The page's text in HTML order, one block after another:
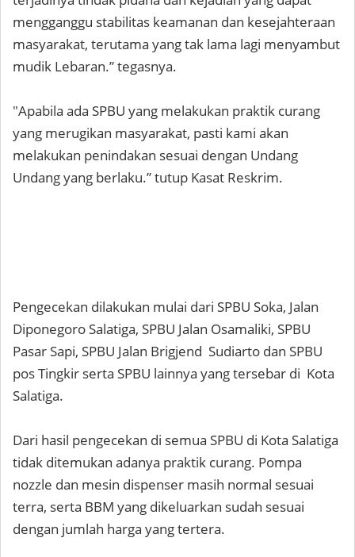
mengganggu stabilitas keamanan dan kesejahteraan
masyarakat, terutama yang tak lama lagi menyambut
mudik Lebaran.” tegasnya.
"Apabila ada SPBU yang melakukan praktik curang
yang merugikan masyarakat, pasti kami akan
melakukan penindakan sesuai dengan Undang
Undang yang berlaku.” tutup Kasat Reskrim.
Pengecekan dilakukan mulai dari SPBU Soka, Jalan
Diponegoro Salatiga, SPBU Jalan Osamaliki, SPBU
Pasar Sapi, SPBU Jalan Brigjend Sudiarto dan SPBU
pos Tingkir serta SPBU lainnya yang tersebar di Kota
Salatiga.
Dari hasil pengecekan di semua SPBU di Kota Salatiga
tidak ditemukan adanya praktik curang. Pompa
nozzle dan mesin dispenser masih normal sesuai
terra, serta BBM yang dikeluarkan sudah sesuai
dengan jumlah harga yang tertera.